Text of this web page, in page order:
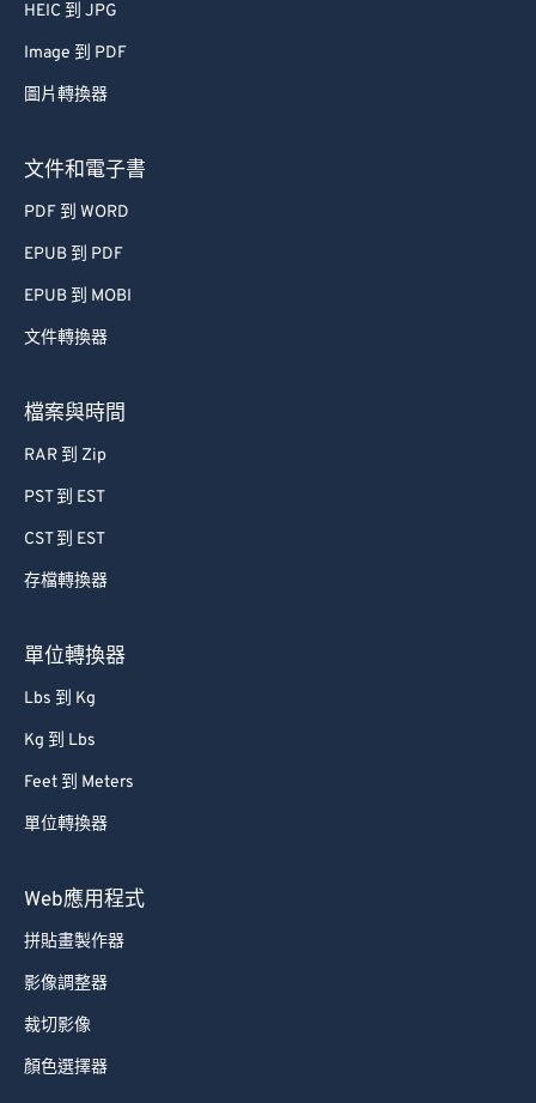
HEIC 到 JPG
Image 到 PDF
圖片轉換器
文件和電子書
PDF 到 WORD
EPUB 到 PDF
EPUB 到 MOBI
文件轉換器
檔案與時間
RAR 到 Zip
PST 到 EST
CST 到 EST
存檔轉換器
單位轉換器
Lbs 到 Kg
Kg 到 Lbs
Feet 到 Meters
單位轉換器
Web應用程式
拼貼畫製作器
影像調整器
裁切影像
顏色選擇器